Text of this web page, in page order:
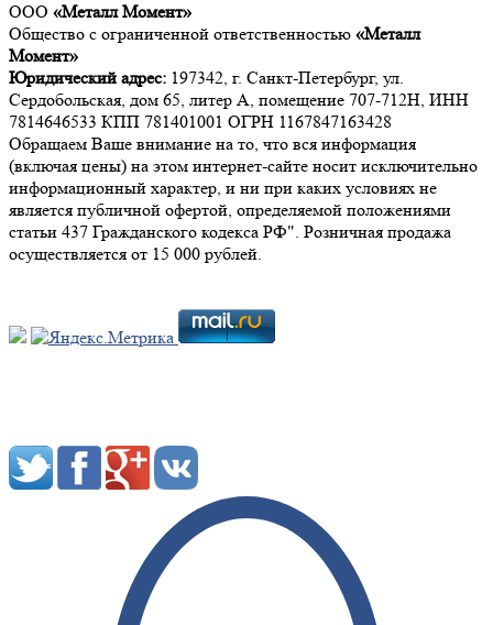
ООО «Металл Момент»
Общество с ограниченной ответственностью «Металл
Момент»
Юридический адрес: 197342, г. Санкт-Петербург, ул.
Сердобольская, дом 65, литер А, помещение 707-712Н, ИНН
7814646533 КПП 781401001 ОГРН 1167847163428
Обращаем Ваше внимание на то, что вся информация
(включая цены) на этом интернет-сайте носит исключительно
информационный характер, и ни при каких условиях не
является публичной офертой, определяемой положениями
статьи 437 Гражданского кодекса РФ". Розничная продажа
осуществляется от 15 000 рублей.